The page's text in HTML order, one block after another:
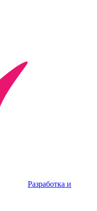
Разработка и